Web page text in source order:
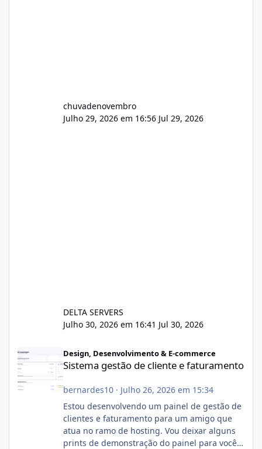
chuvadenovembro
Julho 29, 2026 em 16:56 Jul 29, 2026
DELTA SERVERS
Julho 30, 2026 em 16:41 Jul 30, 2026
Design, Desenvolvimento & E-commerce
Sistema gestão de cliente e faturamento
bernardes10· Julho 26, 2026 em 15:34
Estou desenvolvendo um painel de gestão de
clientes e faturamento para um amigo que
atua no ramo de hosting. Vou deixar alguns
prints de demonstração do painel para vocês